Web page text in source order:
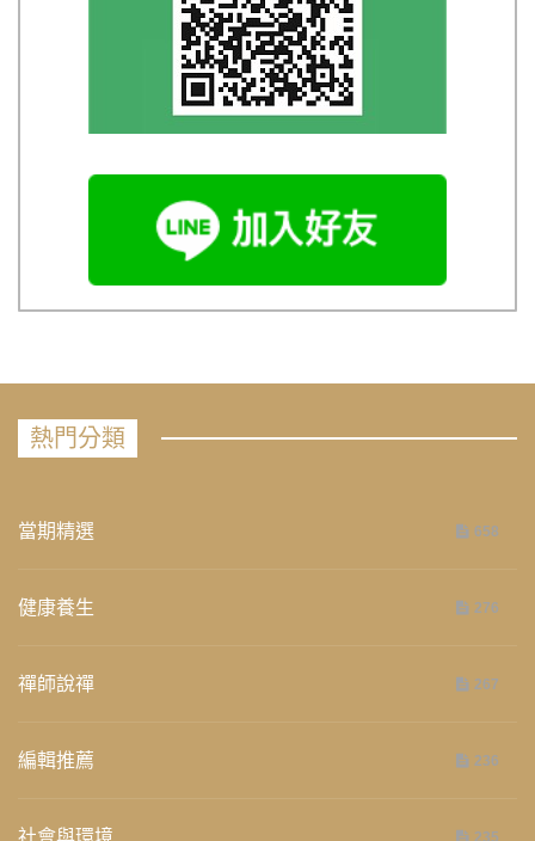
熱門分類
當期精選 658
健康養生 276
禪師說禪 267
編輯推薦 236
235